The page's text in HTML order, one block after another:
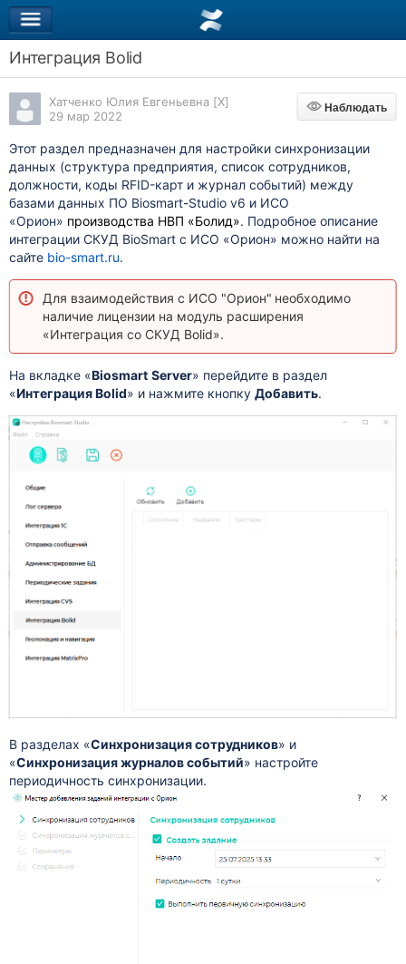
Интеграция Bolid
Хатченко Юлия Евгеньевна [X]
29 мар 2022
Наблюдать
Наблюдать
Этот раздел предназначен для настройки синхронизации
данных (структура предприятия, список сотрудников,
должности, коды RFID-карт и журнал событий) между
базами данных ПО Biosmart-Studio v6 и ИСО
«Орион» производства НВП «Болид». Подробное описание
интеграции СКУД BioSmart с ИСО «Орион» можно найти на
сайте bio-smart.ru.
Для взаимодействия с ИСО "Орион" необходимо
наличие лицензии на модуль расширения
«Интеграция со СКУД Bolid».
На вкладке «Biosmart Server» перейдите в раздел
«Интеграция Bolid» и нажмите кнопку Добавить.
В разделах «Синхронизация сотрудников» и
«Синхронизация журналов событий» настройте
периодичность синхронизации.